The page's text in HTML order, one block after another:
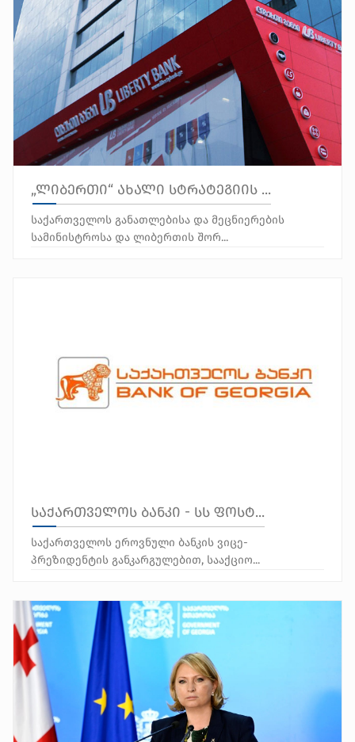
„ლიბერთი“ ახალი სტრატეგიის ...
საქართველოს განათლებისა და მეცნიერების
სამინისტროსა და ლიბერთის შორ...
საქართველოს ბანკი - სს ფოსტ...
საქართველოს ეროვნული ბანკის ვიცე-
პრეზიდენტის განკარგულებით, სააქციო...